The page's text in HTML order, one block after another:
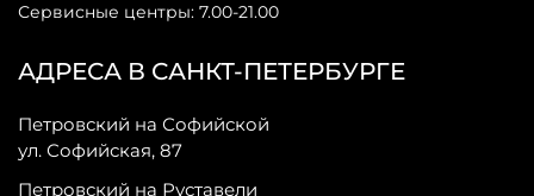
АДРЕСА В САНКТ-ПЕТЕРБУРГЕ
Петровский на Софийской
ул. Софийская, 87
Петровский на Руставели
Сервисные центры: 7.00-21.00